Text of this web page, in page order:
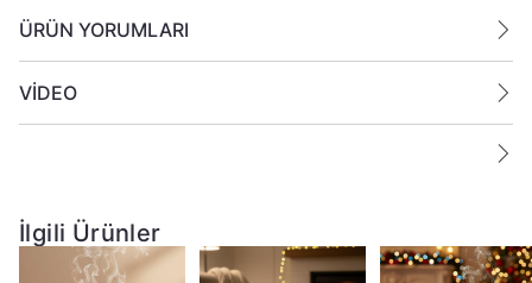
ÜRÜN YORUMLARI
VİDEO
İlgili Ürünler